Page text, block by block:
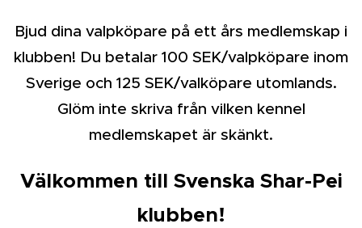
Bjud dina valpköpare på ett års medlemskap i
klubben! Du betalar 100 SEK/valpköpare inom
Sverige och 125 SEK/valköpare utomlands.
Glöm inte skriva från vilken kennel
medlemskapet är skänkt.
Välkommen till Svenska Shar-Pei
klubben!